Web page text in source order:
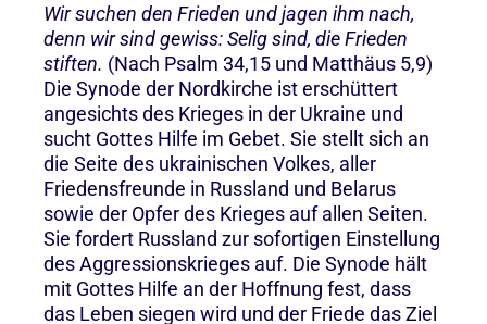
Wir suchen den Frieden und jagen ihm nach,
denn wir sind gewiss: Selig sind, die Frieden
stiften. (Nach Psalm 34,15 und Matthäus 5,9)
Die Synode der Nordkirche ist erschüttert
angesichts des Krieges in der Ukraine und
sucht Gottes Hilfe im Gebet. Sie stellt sich an
die Seite des ukrainischen Volkes, aller
Friedensfreunde in Russland und Belarus
sowie der Opfer des Krieges auf allen Seiten.
Sie fordert Russland zur sofortigen Einstellung
des Aggressionskrieges auf. Die Synode hält
mit Gottes Hilfe an der Hoffnung fest, dass
das Leben siegen wird und der Friede das Ziel